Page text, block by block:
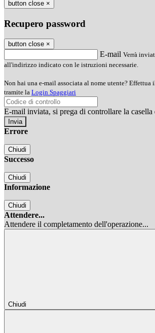
button close ×
Recupero password
button close ×
E-mail Verrà
all'indirizzo indicato con le istruzioni necessarie.
Non hai una e-mail associata al nome utente? Effettua
tramite la Login Spaggiari
E-mail inviata, si prega di controllare la casella
Errore
Chiudi
Successo
Chiudi
Informazione
Chiudi
Attendere...
Attendere il completamento dell'operazione...
Chiudi